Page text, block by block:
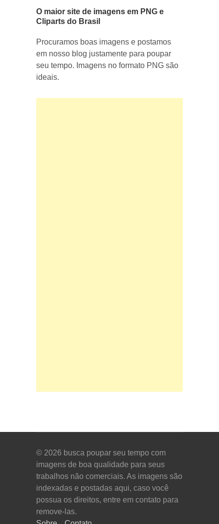
O maior site de imagens em PNG e
Cliparts do Brasil
Procuramos boas imagens e postamos
em nosso blog justamente para poupar
seu tempo. Imagens no formato PNG são
ideais.
© 2026 busca poupar seu tempo com
imagens de boa qualidade para seus
trabalhos não comerciais. As imagens são
indexadas e postadas aqui, caso você
possua os direitos, entre em contato para
remove-las.